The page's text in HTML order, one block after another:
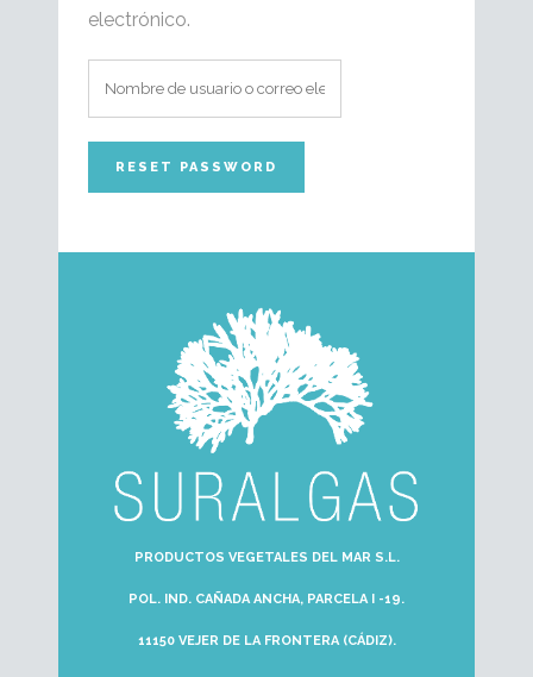
electrónico.
PRODUCTOS VEGETALES DEL MAR S.L.
POL. IND. CAÑADA ANCHA, PARCELA I -19.
11150 VEJER DE LA FRONTERA (CÁDIZ).